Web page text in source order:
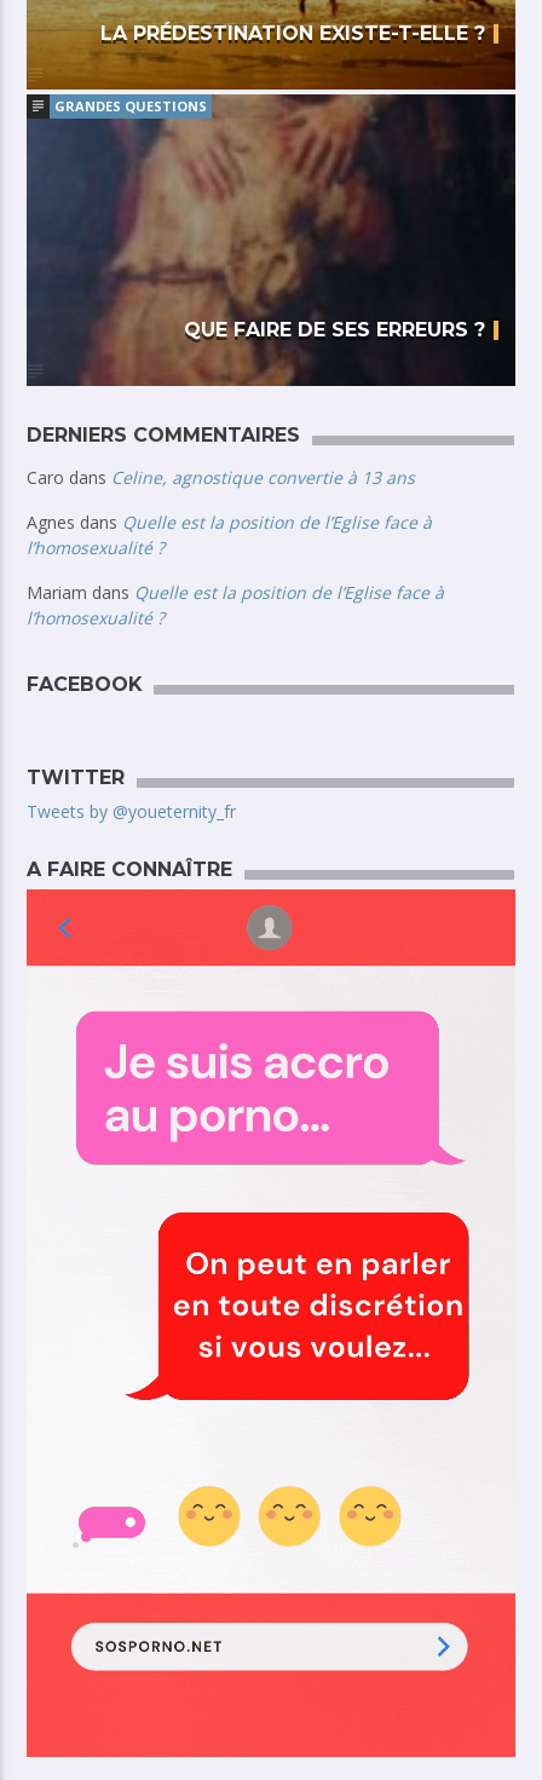
LA PRÉDESTINATION EXISTE-T-ELLE ?
GRANDES QUESTIONS
QUE FAIRE DE SES ERREURS ?
DERNIERS COMMENTAIRES
Caro dans Celine, agnostique convertie à 13 ans
Agnes dans Quelle est la position de l’Eglise face à
l’homosexualité ?
Mariam dans Quelle est la position de l’Eglise face à
l’homosexualité ?
FACEBOOK
TWITTER
Tweets by @youeternity_fr
A FAIRE CONNAÎTRE